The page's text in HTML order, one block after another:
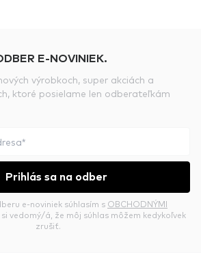
E-NOVINIEK.
výrobkoch, super akciách a
ktoré posielame len odberateľkám
Prihlás sa na odber
e-noviniek súhlasím s OBCHODNÝMI
vedomý/á, že môj súhlas môžem kedykoľvek
zrušiť.